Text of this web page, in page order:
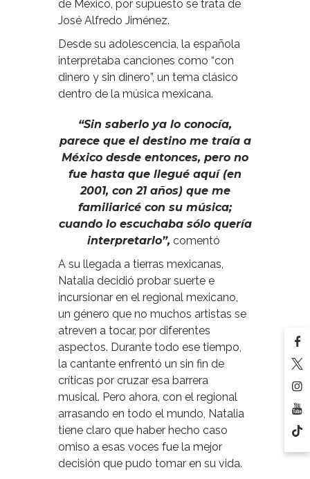
de México, por supuesto se trata de
José Alfredo Jiménez.
Desde su adolescencia, la española
interpretaba canciones como “con
dinero y sin dinero”, un tema clásico
dentro de la música mexicana.
“Sin saberlo ya lo conocía,
parece que el destino me traía a
México desde entonces, pero no
fue hasta que llegué aquí (en
2001, con 21 años) que me
familiaricé con su música;
cuando lo escuchaba sólo quería
interpretarlo”, comentó
A su llegada a tierras mexicanas,
Natalia decidió probar suerte e
incursionar en el regional mexicano,
un género que no muchos artistas se
atreven a tocar, por diferentes
aspectos. Durante todo ese tiempo,
la cantante enfrentó un sin fin de
críticas por cruzar esa barrera
musical. Pero ahora, con el regional
arrasando en todo el mundo, Natalia
tiene claro que haber hecho caso
omiso a esas voces fue la mejor
decisión que pudo tomar en su vida.